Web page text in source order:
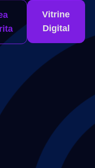
Vitrine
Digital